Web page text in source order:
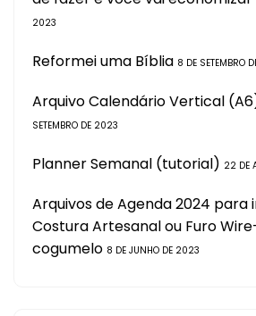
2023
Reformei uma Bíblia 8 DE SETEMBRO
Arquivo Calendário Vertical
SETEMBRO DE 2023
Planner Semanal (tutorial) 22 DE
Arquivos de Agenda 2024 para
Costura Artesanal ou Furo
cogumelo 8 DE JUNHO DE 2023